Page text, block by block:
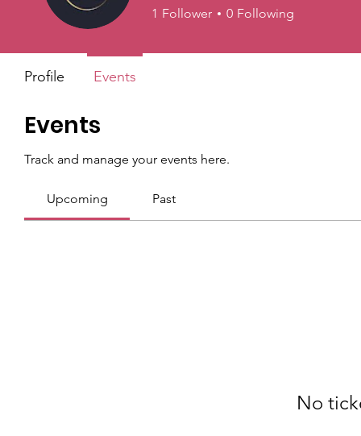
Events
Track and manage your events here.
Upcoming Past
No
1 Follower 0 Following
Profile Events